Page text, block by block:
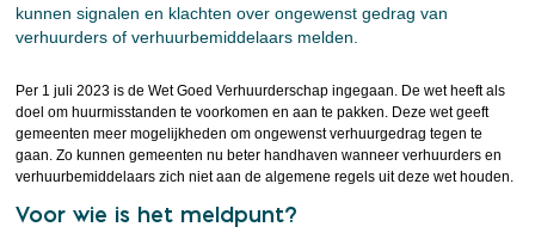
kunnen signalen en klachten over ongewenst gedrag van
verhuurders of verhuurbemiddelaars melden.
Per 1 juli 2023 is de Wet Goed Verhuurderschap ingegaan. De wet heeft als
doel om huurmisstanden te voorkomen en aan te pakken. Deze wet geeft
gemeenten meer mogelijkheden om ongewenst verhuurgedrag tegen te
gaan. Zo kunnen gemeenten nu beter handhaven wanneer verhuurders en
verhuurbemiddelaars zich niet aan de algemene regels uit deze wet houden.
Voor wie is het meldpunt?